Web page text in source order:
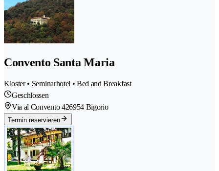
Convento Santa Maria
Kloster • Seminarhotel • Bed and Breakfast
Geschlossen
Via al Convento 426954 Bigorio
Termin reservieren